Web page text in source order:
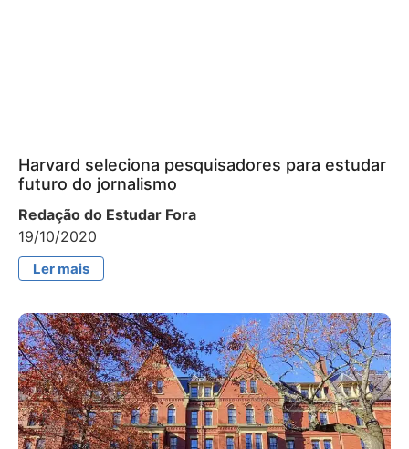
Harvard seleciona pesquisadores para estudar
futuro do jornalismo
Redação do Estudar Fora
19/10/2020
Ler mais